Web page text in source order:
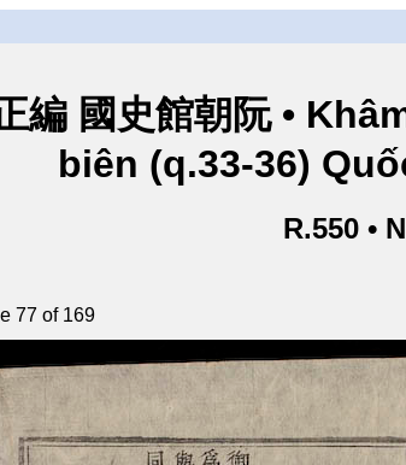
編 國史館朝阮 •
biên (q.33-36)
R.550 •
77 of 169